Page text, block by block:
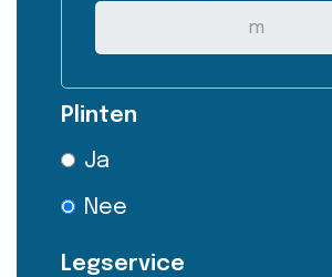
Plinten
Ja
Nee
Legservice